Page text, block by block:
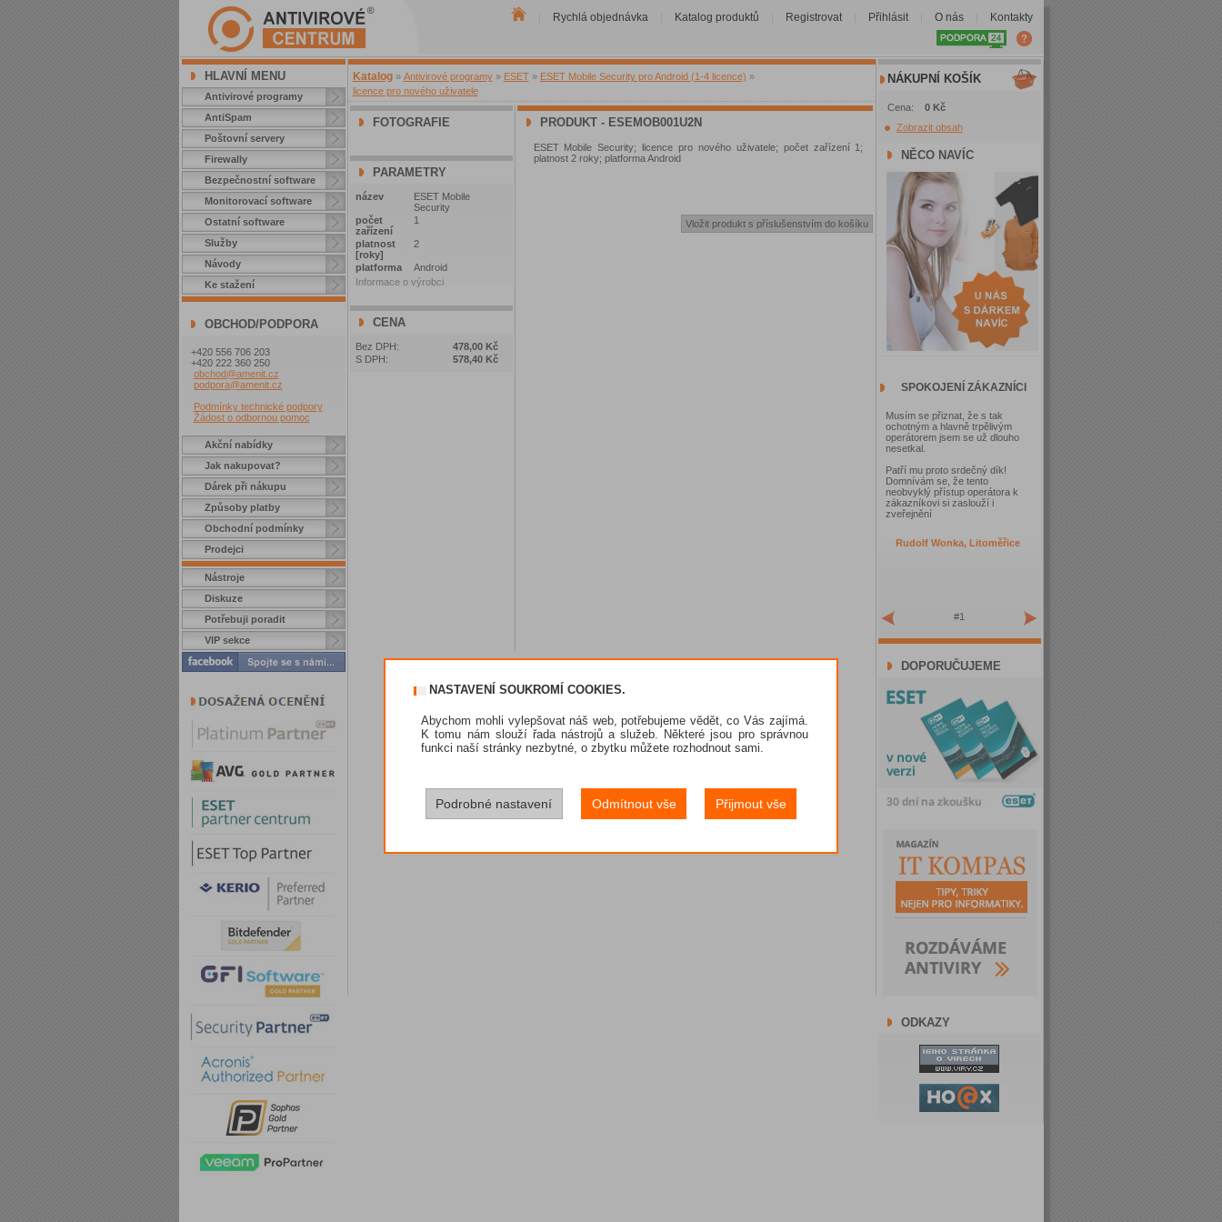
Rychlá objednávka Katalog produktů Registrovat Přihlásit O nás Kontakty
HLAVNÍ MENU
Antivirové programy
AntiSpam
Poštovní servery
Firewally
Bezpečnostní software
Monitorovací software
Ostatní software
Služby
Návody
Ke stažení
OBCHOD/PODPORA
+420 556 706 203
+420 222 360 250
obchod@amenit.cz
podpora@amenit.cz
Podmínky technické podpory
Žádost o odbornou pomoc
Akční nabídky
Jak nakupovat?
Dárek při nákupu
Způsoby platby
Obchodní podmínky
Prodejci
Nástroje
Diskuze
Potřebuji poradit
VIP sekce
Katalog » Antivirové programy » ESET » ESET Mobile Security pro Android (1-4 licence) »
licence pro nového uživatele
FOTOGRAFIE
PARAMETRY
název
ESET Mobile
Security
počet
zařízení
1
platnost
[roky]
2
platforma
Android
Informace o výrobci
CENA
Bez DPH:
478,00 Kč
S DPH:
578,40 Kč
PRODUKT - ESEMOB001U2N
ESET Mobile Security; licence pro nového uživatele; počet zařízení 1;
platnost 2 roky; platforma Android
NÁKUPNÍ KOŠÍK
Cena: 0 Kč
Zobrazit obsah
NĚCO NAVÍC
SPOKOJENÍ ZÁKAZNÍCI
Musím se přiznat, že s tak
ochotným a hlavně trpělivým
operátorem jsem se už dlouho
nesetkal.
Patří mu proto srdečný dík!
Domnívám se, že tento
neobvyklý přístup operátora k
zákazníkovi si zaslouží i
zveřejnění
Rudolf Wonka, Litoměřice
#1
DOPORUČUJEME
ODKAZY
NASTAVENÍ SOUKROMÍ COOKIES.
Abychom mohli vylepšovat náš web, potřebujeme vědět, co Vás zajímá.
K tomu nám slouží řada nástrojů a služeb. Některé jsou pro správnou
funkci naší stránky nezbytné, o zbytku můžete rozhodnout sami.
Podrobné nastavení Odmítnout vše Přijmout vše